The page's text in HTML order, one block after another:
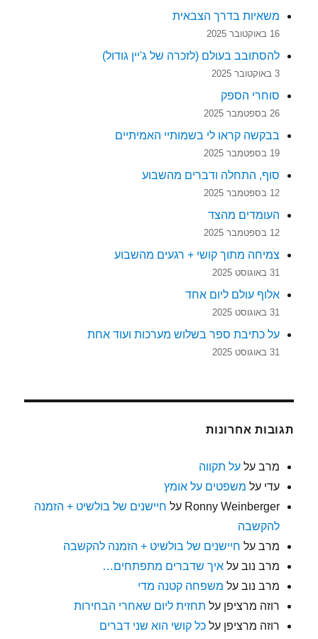
משאיות בדרך הצבאית
16 באוקטובר 2025
להסתובב בעולם (לזכרה של ג'יין גודול)
3 באוקטובר 2025
סוחרי הספק
26 בספטמבר 2025
בבקשה קראו לי בשמותיי האמיתיים
19 בספטמבר 2025
סוף, התחלה ודברים מהשבוע
12 בספטמבר 2025
העומדים מהצד
12 בספטמבר 2025
צמיחה מתוך קושי + רגעים מהשבוע
31 באוגוסט 2025
אלוף עולם ליום אחד
31 באוגוסט 2025
על כתיבת ספר בשלוש מערכות ועוד אחת
31 באוגוסט 2025
תגובות אחרונות
מרב עלעל תקווה
עדי על משפטים על אומץ
Ronny Weinberger על חיישנים של בולשיט + הזמנה
להקשבה
מרב על חיישנים של בולשיט + הזמנה להקשבה
מרב נוב עלאיך שדברים מתפתחים…
מרב נוב על משפחה קטנה מדי
רוזה מרציפן על תחזית ליום שאחרי הבחירות
רוזה מרציפן עלכל קושי הוא שני דברים